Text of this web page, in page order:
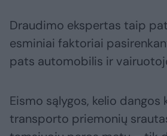
Draudimo ekspertas taip
esminiai faktoriai
pats automobilis ir
Eismo sąlygos, kelio dangos
transporto priemonių